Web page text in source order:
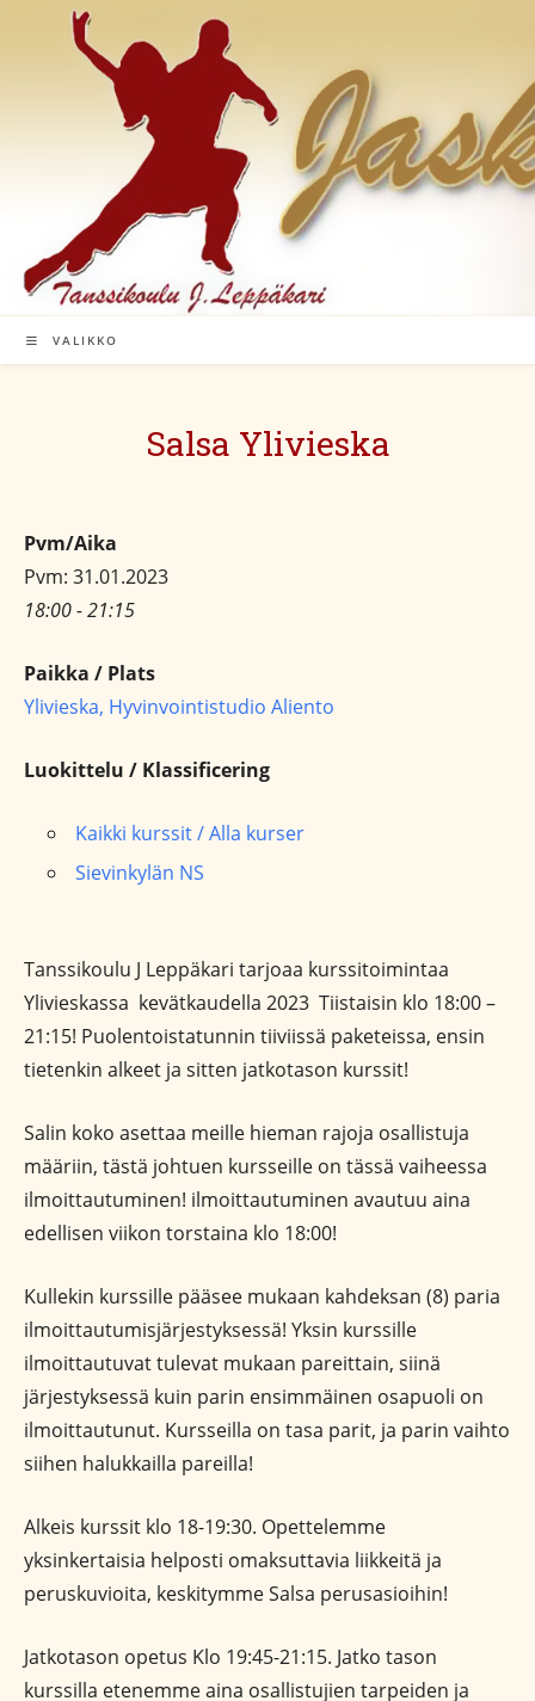
VALIKKO
Salsa Ylivieska
Pvm/Aika
Pvm: 31.01.2023
18:00 - 21:15
Paikka / Plats
Ylivieska, Hyvinvointistudio Aliento
Luokittelu / Klassificering
Kaikki kurssit / Alla kurser
Sievinkylän NS
Tanssikoulu J Leppäkari tarjoaa kurssitoimintaa
Ylivieskassa kevätkaudella 2023 Tiistaisin klo 18:00 –
21:15! Puolentoistatunnin tiiviissä paketeissa, ensin
tietenkin alkeet ja sitten jatkotason kurssit!
Salin koko asettaa meille hieman rajoja osallistuja
määriin, tästä johtuen kursseille on tässä vaiheessa
ilmoittautuminen! ilmoittautuminen avautuu aina
edellisen viikon torstaina klo 18:00!
Kullekin kurssille pääsee mukaan kahdeksan (8) paria
ilmoittautumisjärjestyksessä! Yksin kurssille
ilmoittautuvat tulevat mukaan pareittain, siinä
järjestyksessä kuin parin ensimmäinen osapuoli on
ilmoittautunut. Kursseilla on tasa parit, ja parin vaihto
siihen halukkailla pareilla!
Alkeis kurssit klo 18-19:30. Opettelemme
yksinkertaisia helposti omaksuttavia liikkeitä ja
peruskuvioita, keskitymme Salsa perusasioihin!
Jatkotason opetus Klo 19:45-21:15. Jatko tason
kurssilla etenemme aina osallistujien tarpeiden ja